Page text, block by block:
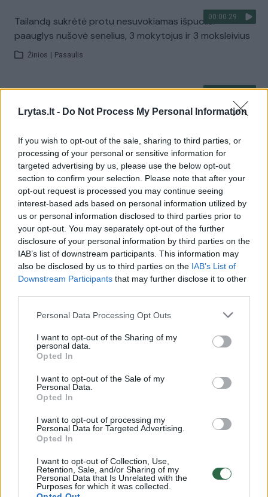
Lrytas.lt - Do Not Process My Personal Information
If you wish to opt-out of the sale, sharing to third parties, or
processing of your personal or sensitive information for
targeted advertising by us, please use the below opt-out
section to confirm your selection. Please note that after your
opt-out request is processed you may continue seeing
interest-based ads based on personal information utilized by
us or personal information disclosed to third parties prior to
your opt-out. You may separately opt-out of the further
disclosure of your personal information by third parties on the
IAB’s list of downstream participants. This information may
also be disclosed by us to third parties on the IAB’s List of
Downstream Participants that may further disclose it to other
Personal Data Processing Opt Outs
I want to opt-out of the Sharing of my
personal data.
Opted In
I want to opt-out of the Sale of my
Personal Data.
Opted In
I want to opt-out of processing my
Personal Data for Targeted Advertising.
Opted In
I want to opt-out of Collection, Use,
Retention, Sale, and/or Sharing of my
Personal Data that Is Unrelated with the
Purposes for which it was collected.
00:00:29
Tailandą sukrėtė protu nesuvokiamas išpuolis:
paauglys nušovė senelius, 3 mokytojus ir 3 moksleivius
Žinios Pasaulis
00:02:08
apgynė čempionų vardą
Visi įrašai
Žiūrimiausi įrašai
00:00:30
Vaizdai iš tragiškos avarijos Vilniaus r.: dviejų moterų ir
vaiko gyvybių išgelbėti nepavyko
00:00:57
Savaitės vidurys nusimato karštas: temperatūra kils iki
32 laipsnių šilumos
Žinios | Orai
00:00:59
Nufilmavo, kaip patvino Vilniaus Vakarinis aplinkkelis:
vaizdas pribloškia